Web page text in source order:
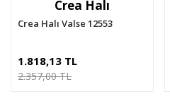
Crea Halı
Crea Halı Valse 12553
1.818,13 TL
2.357,00 TL